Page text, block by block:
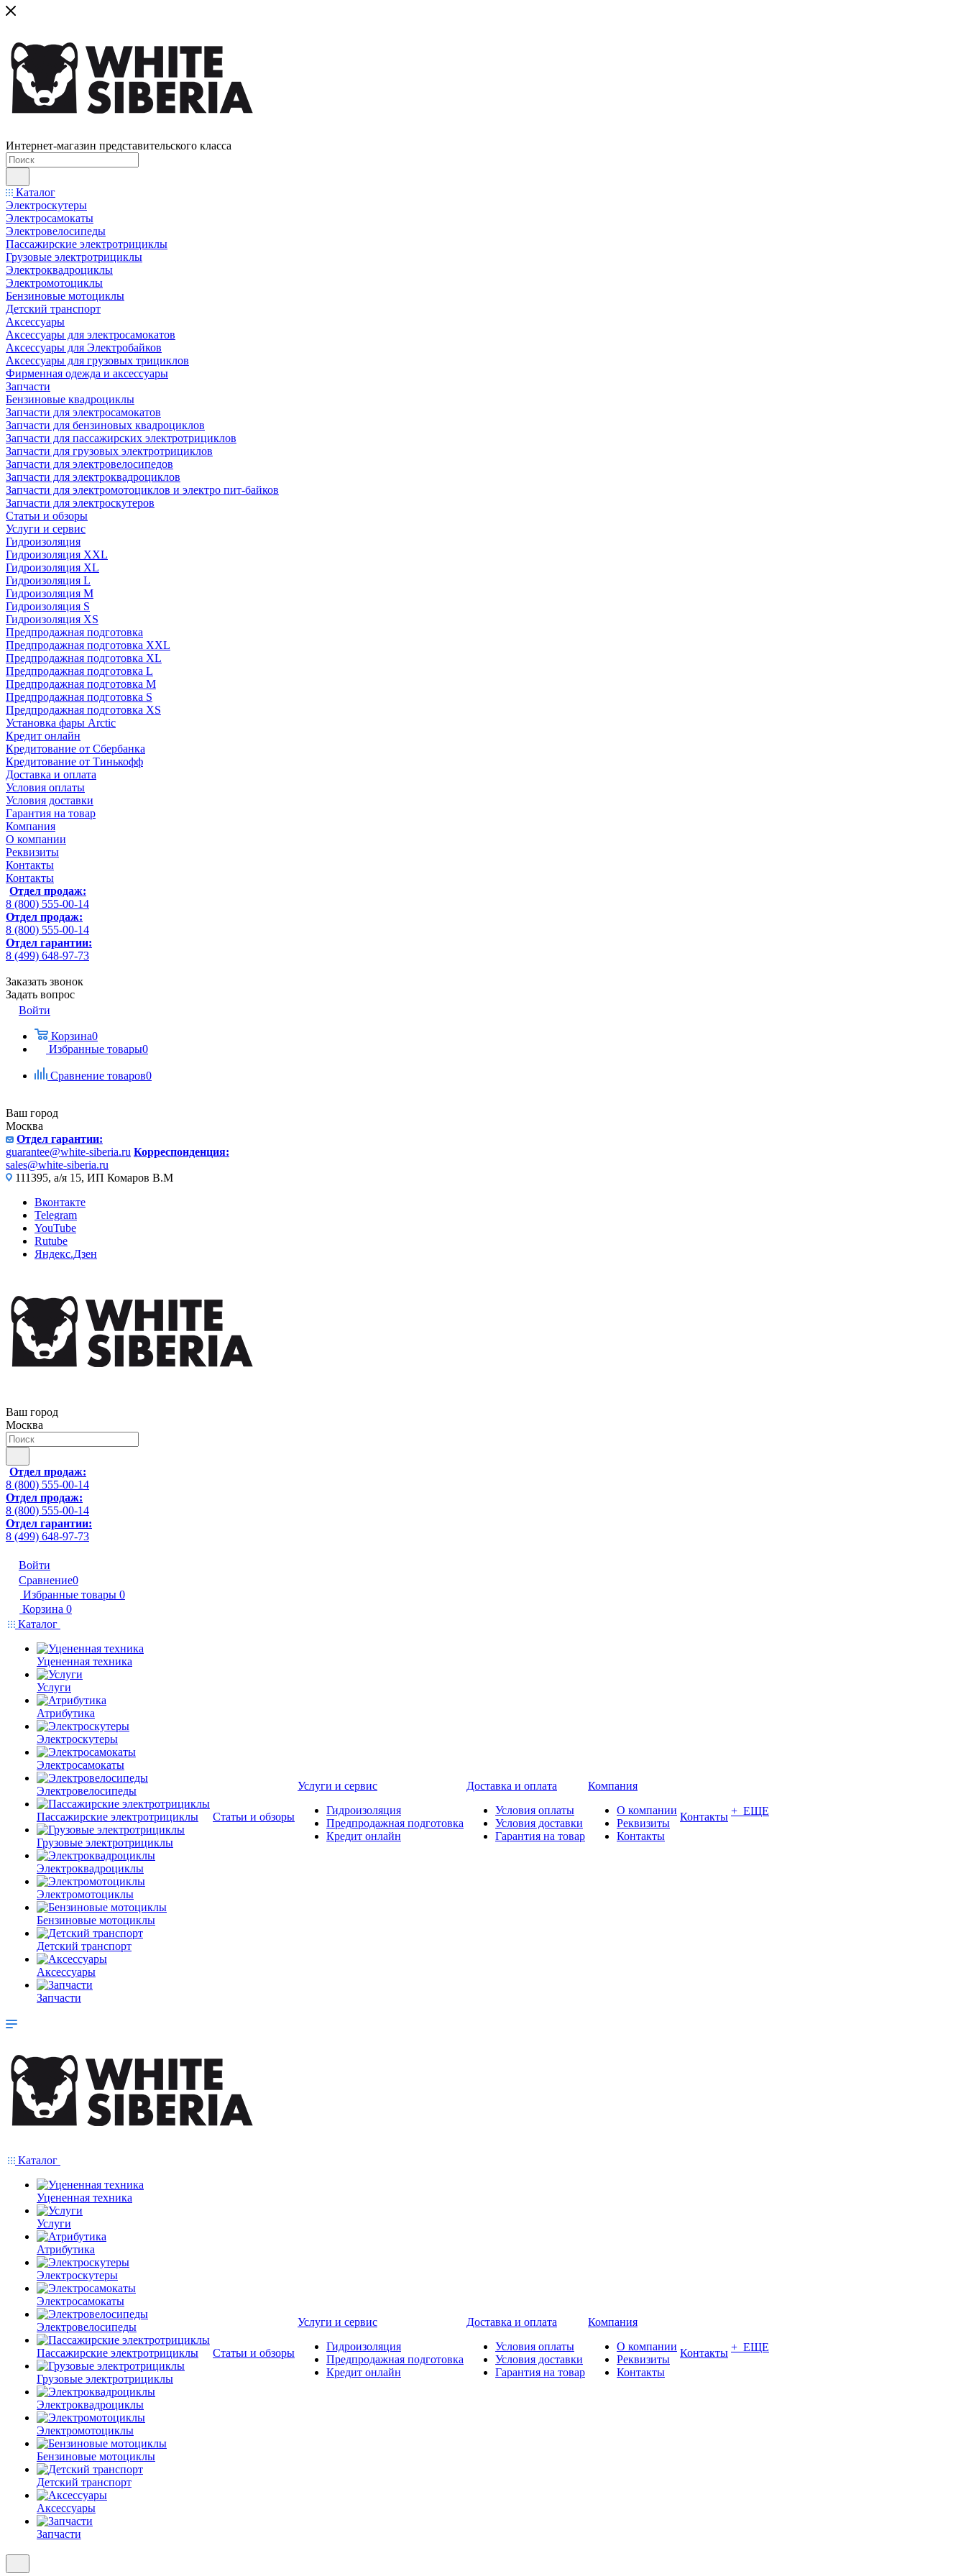
Интернет-магазин представительского класса
Каталог
Электроскутеры
Электросамокаты
Электровелосипеды
Пассажирские электротрициклы
Грузовые электротрициклы
Электроквадроциклы
Электромотоциклы
Бензиновые мотоциклы
Детский транспорт
Аксессуары
Аксессуары для электросамокатов
Аксессуары для Электробайков
Аксессуары для грузовых трициклов
Фирменная одежда и аксессуары
Запчасти
Бензиновые квадроциклы
Запчасти для электросамокатов
Запчасти для бензиновых квадроциклов
Запчасти для пассажирских электротрициклов
Запчасти для грузовых электротрициклов
Запчасти для электровелосипедов
Запчасти для электроквадроциклов
Запчасти для электромотоциклов и электро пит-байков
Запчасти для электроскутеров
Статьи и обзоры
Услуги и сервис
Гидроизоляция
Гидроизоляция XXL
Гидроизоляция XL
Гидроизоляция L
Гидроизоляция M
Гидроизоляция S
Гидроизоляция XS
Предпродажная подготовка
Предпродажная подготовка XXL
Предпродажная подготовка XL
Предпродажная подготовка L
Предпродажная подготовка M
Предпродажная подготовка S
Предпродажная подготовка XS
Установка фары Arctic
Кредит онлайн
Кредитование от Сбербанка
Кредитование от Тинькофф
Доставка и оплата
Условия оплаты
Условия доставки
Гарантия на товар
Компания
О компании
Реквизиты
Контакты
Контакты
Отдел продаж:
8 (800) 555-00-14
Отдел продаж:
8 (800) 555-00-14
Отдел гарантии:
8 (499) 648-97-73
Заказать звонок
Задать вопрос
Войти
Корзина0
Избранные товары0
Сравнение товаров0
Ваш город
Москва
Отдел гарантии:
guarantee@white-siberia.ru Корреспонденция:
sales@white-siberia.ru
111395, а/я 15, ИП Комаров В.М
Вконтакте
Telegram
YouTube
Rutube
Яндекс.Дзен
Ваш город
Москва
Отдел продаж:
8 (800) 555-00-14
Отдел продаж:
8 (800) 555-00-14
Отдел гарантии:
8 (499) 648-97-73
Войти
Сравнение0
Избранные товары 0
Корзина 0
Каталог
Уцененная техника
Услуги
Атрибутика
Электроскутеры
Электросамокаты
Электровелосипеды
Пассажирские электротрициклы
Грузовые электротрициклы
Электроквадроциклы
Электромотоциклы
Бензиновые мотоциклы
Детский транспорт
Аксессуары
Запчасти
Статьи и обзоры
Услуги и сервис
Гидроизоляция
Предпродажная подготовка
Кредит онлайн
Доставка и оплата
Условия оплаты
Условия доставки
Гарантия на товар
Компания
О компании
Реквизиты
Контакты
Контакты + ЕЩЕ
Каталог
Уцененная техника
Услуги
Атрибутика
Электроскутеры
Электросамокаты
Электровелосипеды
Пассажирские электротрициклы
Грузовые электротрициклы
Электроквадроциклы
Электромотоциклы
Бензиновые мотоциклы
Детский транспорт
Аксессуары
Запчасти
Статьи и обзоры
Услуги и сервис
Гидроизоляция
Предпродажная подготовка
Кредит онлайн
Доставка и оплата
Условия оплаты
Условия доставки
Гарантия на товар
Компания
О компании
Реквизиты
Контакты
Контакты + ЕЩЕ